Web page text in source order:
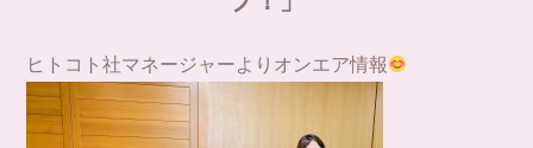
ヒトコト社マネージャーよりオンエア情報